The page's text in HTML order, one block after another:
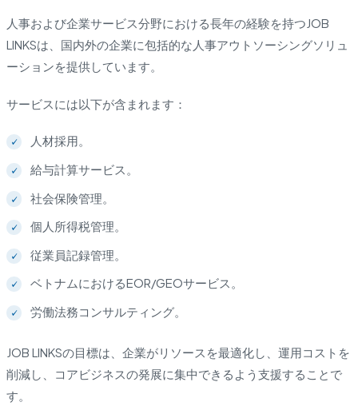
人事および企業サービス分野における長年の経験を持つJOB
LINKSは、国内外の企業に包括的な人事アウトソーシングソリュ
ーションを提供しています。
サービスには以下が含まれます：
人材採用。
給与計算サービス。
社会保険管理。
個人所得税管理。
従業員記録管理。
ベトナムにおけるEOR/GEOサービス。
労働法務コンサルティング。
JOB LINKSの目標は、企業がリソースを最適化し、運用コストを
削減し、コアビジネスの発展に集中できるよう支援することで
す。